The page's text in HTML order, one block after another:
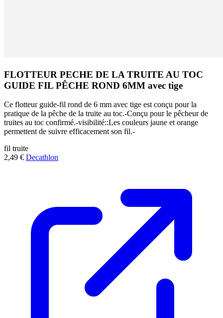
FLOTTEUR PECHE DE LA TRUITE AU TOC
GUIDE FIL PÊCHE ROND 6MM avec tige
Ce flotteur guide-fil rond de 6 mm avec tige est conçu pour la
pratique de la pêche de la truite au toc.-Conçu pour le pêcheur de
truites au toc confirmé.-visibilité::Les couleurs jaune et orange
permettent de suivre efficacement son fil.-
fil truite
2,49 € Decathlon